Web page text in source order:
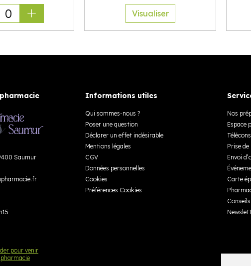
0 Visualiser
Saumur
pour venir
Informations utiles
Qui sommes-nous ?
Poser une question
Déclarer un effet indésirable
Mentions légales
CGV
Données personnelles
Cookies
Préférences Cookies
Nos
Espace
Prise de
Envoi
Carte